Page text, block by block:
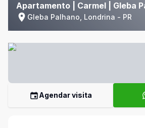
Apartamento | Carmel | Gleba
Gleba Palhano, Londrina - PR
Agendar visita